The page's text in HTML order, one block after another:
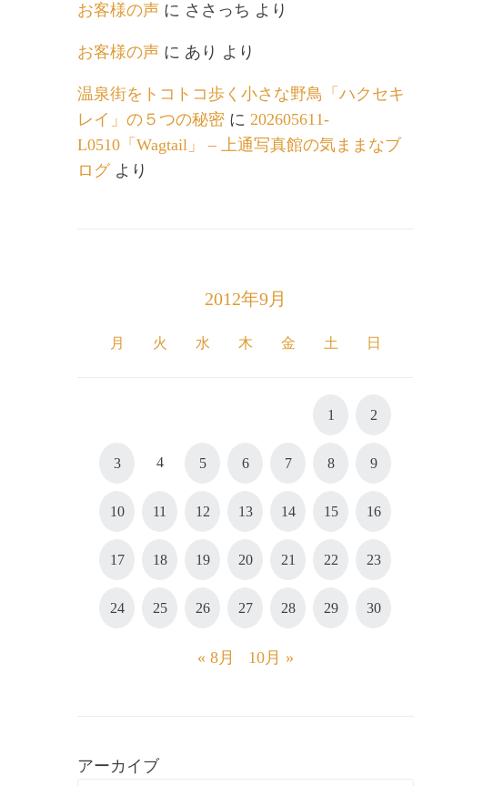
お客様の声 に ささっち より
お客様の声 に あり より
温泉街をトコトコ歩く小さな野鳥「ハクセキ
レイ」の５つの秘密 に 202605611-
L0510「Wagtail」 – 上通写真館の気ままなブ
ログより
2012年9月
月 火 水 木 金 土 日
1 2
3 4 5 6 7 8 9
10 11 12 13 14 15 16
17 18 19 20 21 22 23
24 25 26 27 28 29 30
« 8月 10月 »
アーカイブ